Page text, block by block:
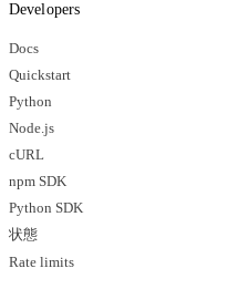
Developers
Docs
Quickstart
Python
Node.js
cURL
npm SDK
Python SDK
状態
Rate limits